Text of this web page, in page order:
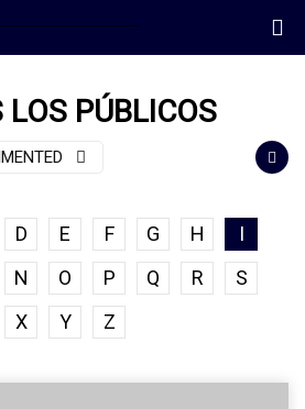
PÚBLICOS
D E F G H
I
N O P Q R
S
X Y Z